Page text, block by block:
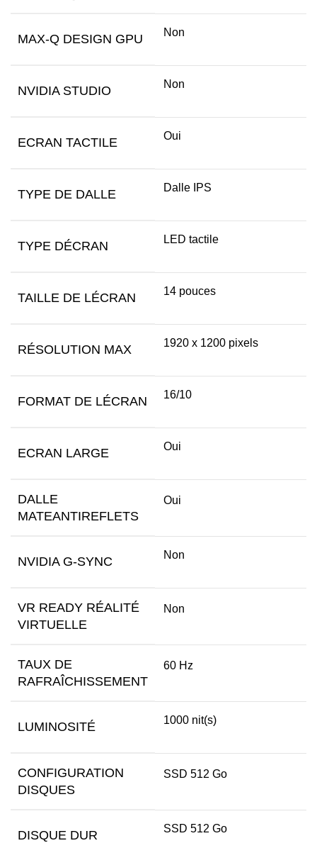
MAX-Q DESIGN GPU Non
NVIDIA STUDIO Non
ECRAN TACTILE Oui
TYPE DE DALLE Dalle IPS
TYPE DÉCRAN LED tactile
TAILLE DE LÉCRAN 14 pouces
RÉSOLUTION MAX 1920 x 1200 pixels
FORMAT DE LÉCRAN 16/10
ECRAN LARGE Oui
DALLE
MATEANTIREFLETS
Oui
NVIDIA G-SYNC Non
VR READY RÉALITÉ
VIRTUELLE
Non
TAUX DE
RAFRAÎCHISSEMENT
60 Hz
LUMINOSITÉ 1000 nit(s)
CONFIGURATION
DISQUES
SSD 512 Go
DISQUE DUR SSD 512 Go